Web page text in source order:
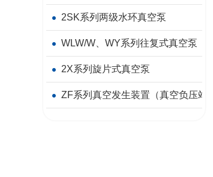
2SK系列两级水环真空泵
WLW/W、WY系列往复式真空泵
2X系列旋片式真空泵
ZF系列真空发生装置（真空负压站）